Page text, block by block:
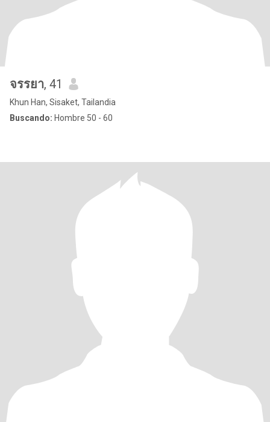
จรรยา, 41
Khun Han, Sisaket, Tailandia
Buscando: Hombre 50 - 60